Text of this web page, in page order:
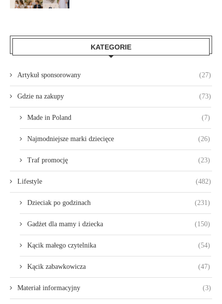
KATEGORIE
Artykuł sponsorowany (27)
Gdzie na zakupy (73)
Made in Poland (7)
Najmodniejsze marki dziecięce (26)
Traf promocję (23)
Lifestyle (482)
Dzieciak po godzinach (231)
Gadżet dla mamy i dziecka (150)
Kącik małego czytelnika (54)
Kącik zabawkowicza (47)
Materiał informacyjny (3)